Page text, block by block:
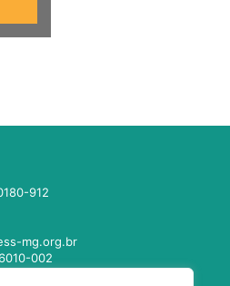
912
mg.org.br
002